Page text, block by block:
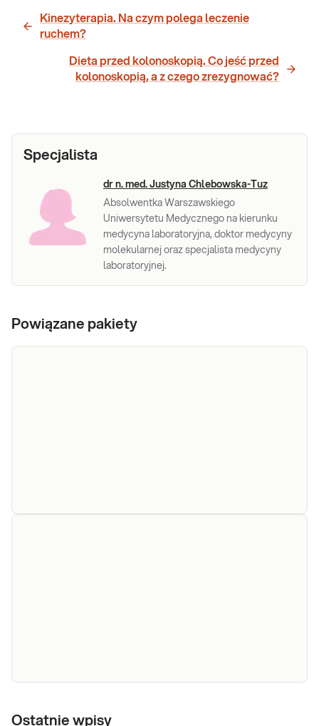
Kinezyterapia. Na czym polega leczenie
ruchem?
Dieta przed kolonoskopią. Co jeść przed
kolonoskopią, a z czego zrezygnować?
Specjalista
dr n. med. Justyna Chlebowska-Tuz
Absolwentka Warszawskiego
Uniwersytetu Medycznego na kierunku
medycyna laboratoryjna, doktor medycyny
molekularnej oraz specjalista medycyny
laboratoryjnej.
Powiązane pakiety
nowotwory
Ostatnie wpisy